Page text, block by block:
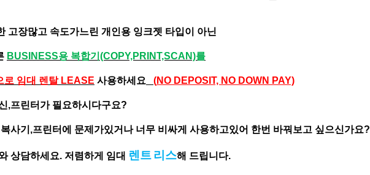
고장많고 속도가느린 개인용 잉크젯 타입이 아닌
BUSINESS용 복합기(COPY,PRINT,SCAN)를
로 임대 렌탈 LEASE 사용하세요 (NO DEPOSIT, NO DOWN PAY)
,프린터가 필요하시다구요?
사기,프린터에 문제가있거나 너무 비싸게 사용하고있어 한번 바꿔보고 싶으신가요?
상담하세요. 저렴하게 임대 렌트리스해 드립니다.